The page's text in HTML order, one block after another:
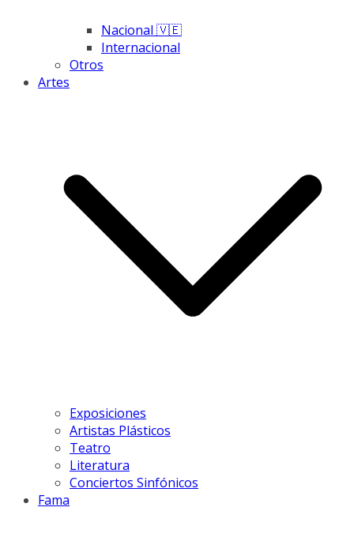
Nacional 🇻🇪
Internacional
Otros
Artes
Exposiciones
Artistas Plásticos
Teatro
Literatura
Conciertos Sinfónicos
Fama